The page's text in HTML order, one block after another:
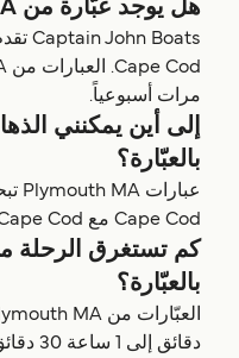
هل يوجد عبّارة من Plymouth MA؟
مرات أسبوعياً.
بالعبّارة؟
Cape Cod مع Cape Cod.
بالعبّارة؟
دقائق إلى